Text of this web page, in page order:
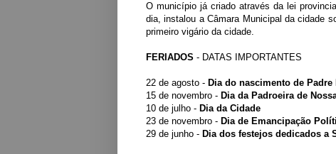
O município já criado através da lei
dia, instalou a Câmara Municipal da cidade
primeiro vigário da cidade.
FERIADOS - DATAS IMPORTANTES
22 de agosto - Dia do nascimento de Padre
15 de novembro - Dia da Padroeira de
10 de julho - Dia da Cidade
23 de novembro - Dia de Emancipação
29 de junho - Dia dos festejos dedicados a